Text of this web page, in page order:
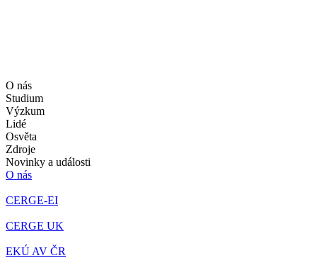
O nás
Studium
Výzkum
Lidé
Osvěta
Zdroje
Novinky a události
O nás
CERGE-EI
CERGE UK
EKÚ AV ČR